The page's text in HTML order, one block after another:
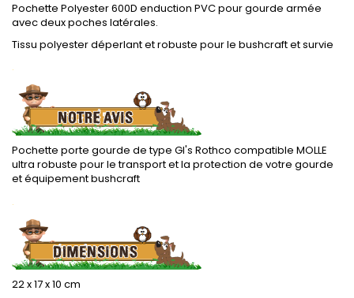
Pochette Polyester 600D enduction PVC pour gourde armée
avec deux poches latérales.
Tissu polyester déperlant et robuste pour le bushcraft et survie
.
Pochette porte gourde de type GI's Rothco compatible MOLLE
ultra robuste pour le transport et la protection de votre gourde
et équipement bushcraft
.
22 x 17 x 10 cm